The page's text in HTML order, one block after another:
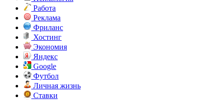
Работа
Реклама
Фриланс
Хостинг
Экономия
Яндекс
Google
Футбол
Личная жизнь
Ставки